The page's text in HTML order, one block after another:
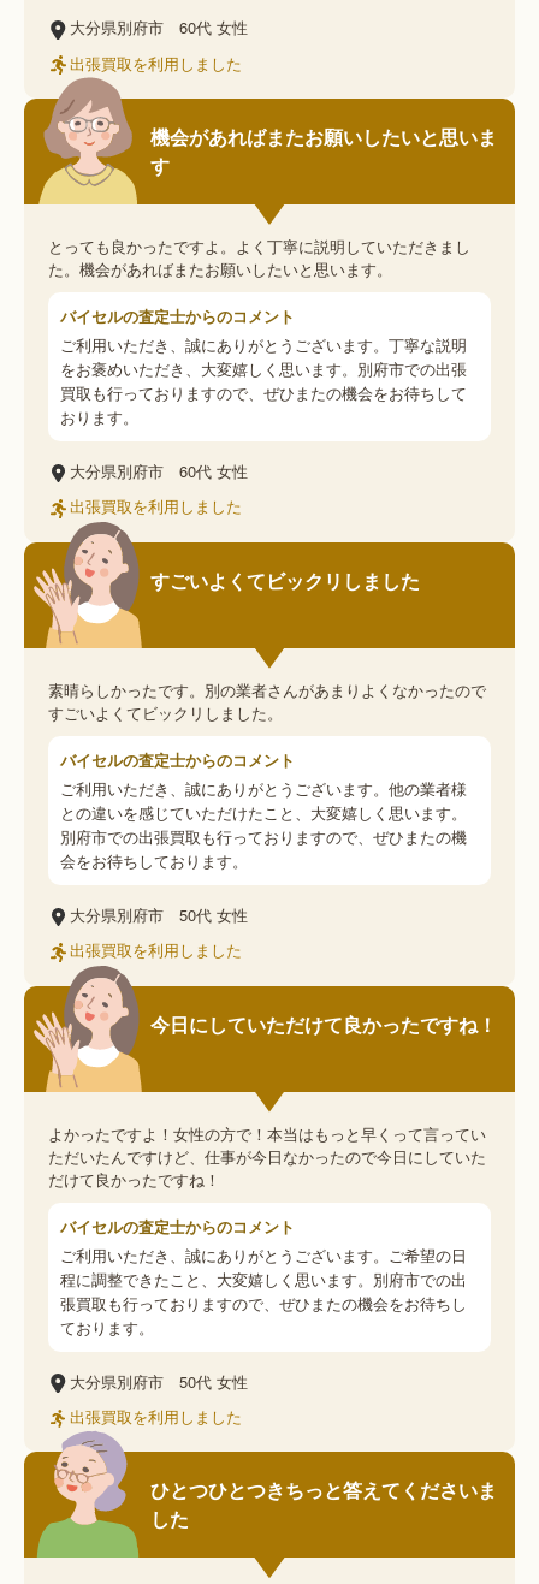
大分県別府市 60代 女性
出張買取を利用しました
機会があればまたお願いしたいと思いま
す
とっても良かったですよ。よく丁寧に説明していただきまし
た。機会があればまたお願いしたいと思います。
バイセルの査定士からのコメント
ご利用いただき、誠にありがとうございます。丁寧な説明
をお褒めいただき、大変嬉しく思います。別府市での出張
買取も行っておりますので、ぜひまたの機会をお待ちして
おります。
大分県別府市 60代 女性
出張買取を利用しました
すごいよくてビックリしました
素晴らしかったです。別の業者さんがあまりよくなかったので
すごいよくてビックリしました。
バイセルの査定士からのコメント
ご利用いただき、誠にありがとうございます。他の業者様
との違いを感じていただけたこと、大変嬉しく思います。
別府市での出張買取も行っておりますので、ぜひまたの機
会をお待ちしております。
大分県別府市 50代 女性
出張買取を利用しました
今日にしていただけて良かったですね！
よかったですよ！女性の方で！本当はもっと早くって言ってい
ただいたんですけど、仕事が今日なかったので今日にしていた
だけて良かったですね！
バイセルの査定士からのコメント
ご利用いただき、誠にありがとうございます。ご希望の日
程に調整できたこと、大変嬉しく思います。別府市での出
張買取も行っておりますので、ぜひまたの機会をお待ちし
ております。
大分県別府市 50代 女性
出張買取を利用しました
ひとつひとつきちっと答えてくださいま
した